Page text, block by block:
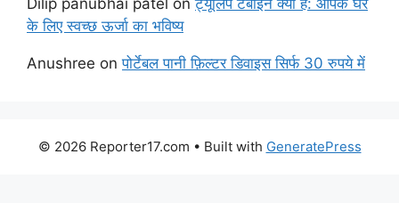
Dilip panubhai patel onट्यूलिप टर्बाइन क्या है: आपके घर
के लिए स्वच्छ ऊर्जा का भविष्य
Anushree onपोर्टेबल पानी फ़िल्टर डिवाइस सिर्फ 30 रुपये में
© 2026 Reporter17.com • Built with GeneratePress